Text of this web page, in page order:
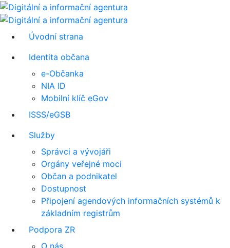
Úvodní strana
Identita občana
e-Občanka
NIA ID
Mobilní klíč eGov
ISSS/eGSB
Služby
Správci a vývojáři
Orgány veřejné moci
Občan a podnikatel
Dostupnost
Připojení agendových informačních systémů k
základním registrům
Podpora ZR